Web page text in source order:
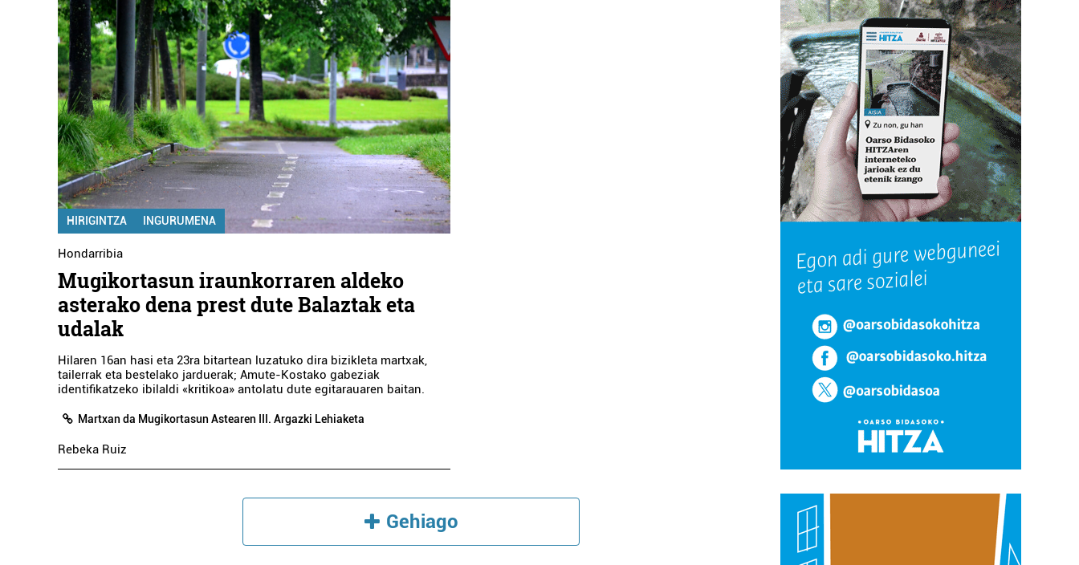
HIRIGINTZA INGURUMENA
Hondarribia
Mugikortasun iraunkorraren aldeko
asterako dena prest dute Balaztak eta
udalak
Hilaren 16an hasi eta 23ra bitartean luzatuko dira bizikleta martxak,
tailerrak eta bestelako jarduerak; Amute-Kostako gabeziak
identifikatzeko ibilaldi «kritikoa» antolatu dute egitarauaren baitan.
Martxan da Mugikortasun Astearen III. Argazki Lehiaketa
Rebeka Ruiz
Gehiago